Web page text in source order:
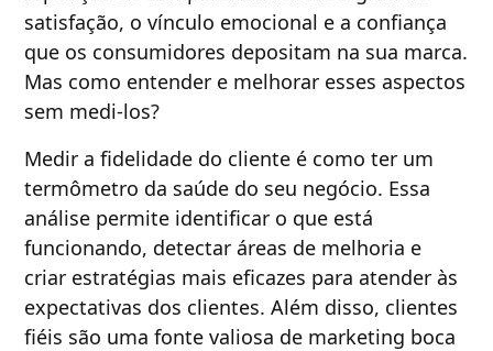
satisfação, o vínculo emocional e a confiança
que os consumidores depositam na sua marca.
Mas como entender e melhorar esses aspectos
sem medi-los?
Medir a fidelidade do cliente é como ter um
termômetro da saúde do seu negócio. Essa
análise permite identificar o que está
funcionando, detectar áreas de melhoria e
criar estratégias mais eficazes para atender às
expectativas dos clientes. Além disso, clientes
fiéis são uma fonte valiosa de marketing boca